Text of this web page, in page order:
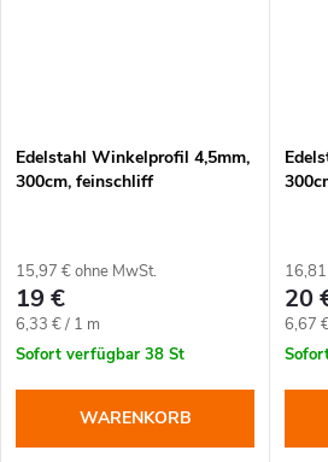
Edelstahl Winkelprofil 4,5mm,
300cm, feinschliff
15,97 € ohne MwSt.
19 €
Verkaufspreis:
6,33 € / 1 m
Sofort verfügbar 38 St
WARENKORB
20
6,67